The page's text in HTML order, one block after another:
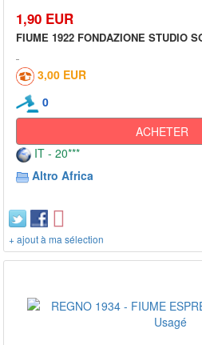
1,90 EUR
FIUME 1922 FONDAZIONE STUDIO
3,00 EUR
0
ACHETER
IT - 20***
Altro Africa
+ ajout à ma sélection